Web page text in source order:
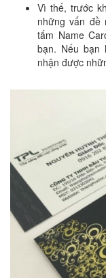
Vì thế, trước
những vấn đề
tấm Name
bạn. Nếu bạn
nhận được